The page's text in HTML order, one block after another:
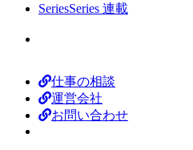
SeriesSeries 連載
仕事の相談
運営会社
お問い合わせ